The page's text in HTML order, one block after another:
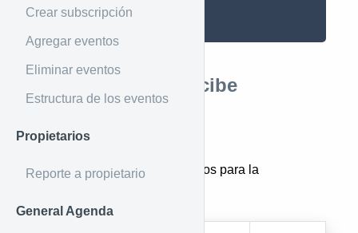
Crear subscripción
Agregar eventos
Eliminar eventos
Estructura de los eventos
Propietarios
Reporte a propietario
General Agenda
}
Parámetros que recibe
Por raw (json)
Estos son los valores requeridos para la